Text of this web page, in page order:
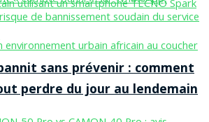
sans prévenir : comment
perdre du jour au lendemain